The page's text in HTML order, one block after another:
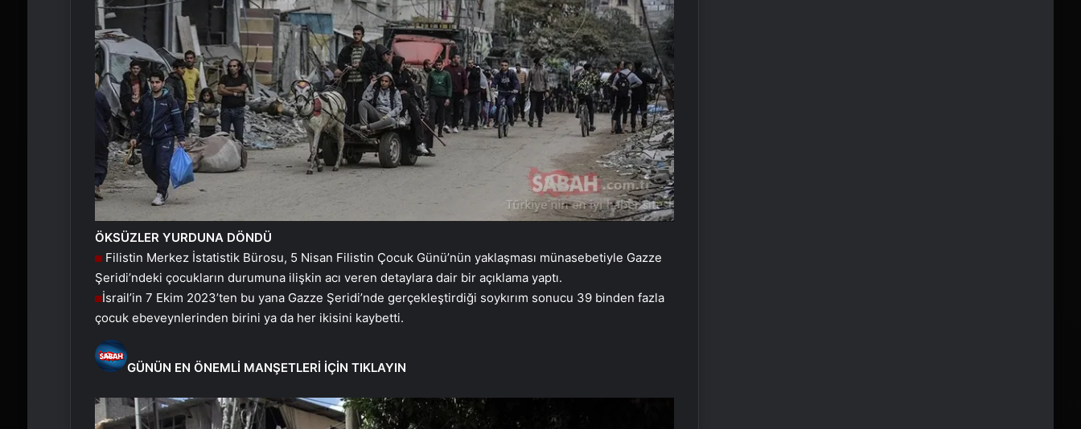
ÖKSÜZLER YURDUNA DÖNDÜ
Filistin Merkez İstatistik Bürosu, 5 Nisan Filistin Çocuk Günü’nün yaklaşması münasebetiyle Gazze
Şeridi’ndeki çocukların durumuna ilişkin acı veren detaylara dair bir açıklama yaptı.
İsrail’in 7 Ekim 2023’ten bu yana Gazze Şeridi’nde gerçekleştirdiği soykırım sonucu 39 binden fazla
çocuk ebeveynlerinden birini ya da her ikisini kaybetti.
GÜNÜN EN ÖNEMLİ MANŞETLERİ İÇİN TIKLAYIN